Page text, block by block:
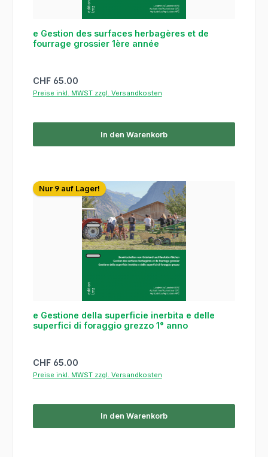
e Gestion des surfaces herbagères et de
fourrage grossier 1ère année
Regulärer Preis:
CHF 65.00
Preise inkl. MWST zzgl. Versandkosten
In den Warenkorb
Nur 9 auf Lager!
e Gestione della superficie inerbita e delle
superfici di foraggio grezzo 1° anno
Regulärer Preis:
CHF 65.00
Preise inkl. MWST zzgl. Versandkosten
In den Warenkorb